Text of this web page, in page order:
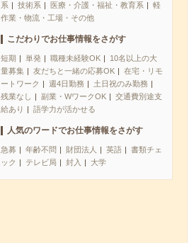
系
技術系 医療・介護・福祉・教育系
軽
作業・物流・工場・その他
こだわりでお仕事情報をさがす
短期 単発 職種未経験OK
10名以上の大
量募集
友だちと一緒の応募OK
在宅・リモ
ートワーク
週4日勤務
土日祝のみ勤務
残業なし
副業・WワークOK
交通費別途支
給あり
語学力が活かせる
人気のワードでお仕事情報をさがす
急募 年齢不問 財団法人 英語
書類チェ
ック
テレビ局 封入 大学